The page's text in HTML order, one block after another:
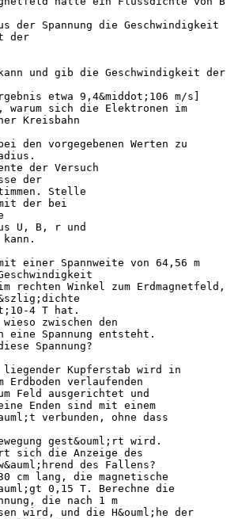
der Spannung die Geschwindigkeit
der
und gib die Geschwindigkeit der
etwa 9,4&middot;106 m/s]
warum sich die Elektronen im
Kreisbahn
den vorgegebenen Werten zu
der Versuch
der
Stelle
der bei
U, B, r und
einer Spannweite von 64,56 m
rechten Winkel zum Erdmagnetfeld,
4 T hat.
zwischen den
eine Spannung entsteht.
Spannung?
liegender Kupferstab wird in
Erdboden verlaufenden
Feld ausgerichtet und
Enden sind mit einem
verbunden, ohne dass
gest&ouml;rt wird.
sich die Anzeige des
des Fallens?
cm lang, die magnetische
0,15 T. Berechne die
die nach 1 m
wird, und die H&ouml;he der